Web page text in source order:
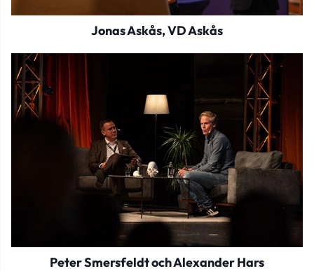
Jonas Askås, VD Askås
Peter Smersfeldt och Alexander Hars